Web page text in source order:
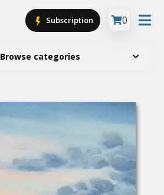
Browse categories
Subscription 0